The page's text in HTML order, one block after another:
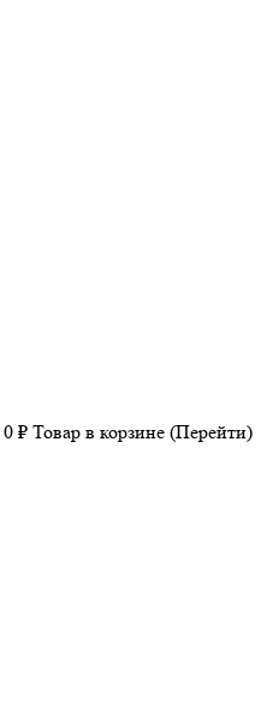
0 ₽ Товар в корзине (Перейти)